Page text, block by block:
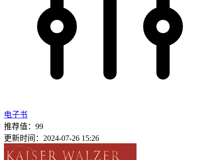
电子书
推荐值：99
更新时间：2024-07-26 15:26